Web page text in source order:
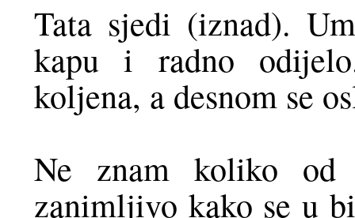
Tata sjedi (iznad).
kapu i radno
koljena, a desnom se
Ne znam koliko
zanimljivo kako se u